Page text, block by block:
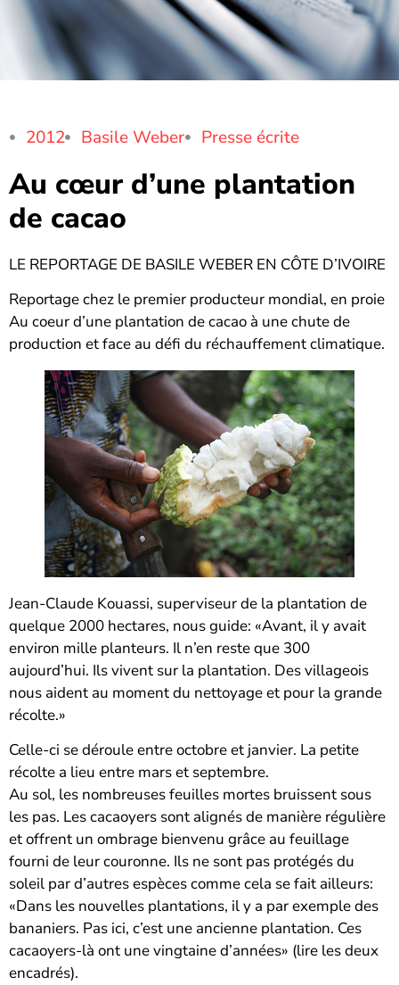
2012 Basile Weber Presse écrite
Au cœur d’une plantation
de cacao
LE REPORTAGE DE BASILE WEBER EN CÔTE D’IVOIRE
Reportage chez le premier producteur mondial, en proie
Au coeur d’une plantation de cacao à une chute de
production et face au défi du réchauffement climatique.
Jean-Claude Kouassi, superviseur de la plantation de
quelque 2000 hectares, nous guide: «Avant, il y avait
environ mille planteurs. Il n’en reste que 300
aujourd’hui. Ils vivent sur la plantation. Des villageois
nous aident au moment du nettoyage et pour la grande
récolte.»
Celle-ci se déroule entre octobre et janvier. La petite
récolte a lieu entre mars et septembre.
Au sol, les nombreuses feuilles mortes bruissent sous
les pas. Les cacaoyers sont alignés de manière régulière
et offrent un ombrage bienvenu grâce au feuillage
fourni de leur couronne. Ils ne sont pas protégés du
soleil par d’autres espèces comme cela se fait ailleurs:
«Dans les nouvelles plantations, il y a par exemple des
bananiers. Pas ici, c’est une ancienne plantation. Ces
cacaoyers-là ont une vingtaine d’années» (lire les deux
encadrés).